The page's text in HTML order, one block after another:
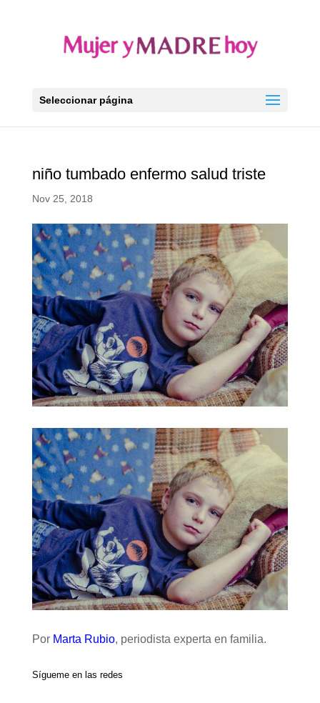
Seleccionar página
niño tumbado enfermo salud triste
Nov 25, 2018
Por Marta Rubio, periodista experta en familia.
Sígueme en las redes